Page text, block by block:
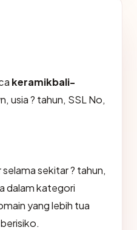
keramikbali-
usia ? tahun, SSL No,
sekitar ? tahun,
dalam kategori
yang lebih tua